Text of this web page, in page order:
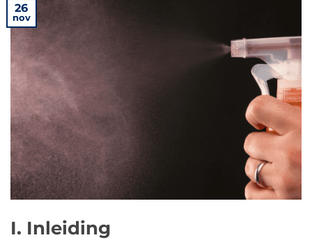
26
nov
I. Inleiding